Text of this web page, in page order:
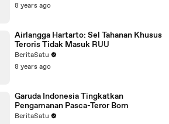
8 years ago
Airlangga Hartarto: Sel Tahanan Khusus
Teroris Tidak Masuk RUU
BeritaSatu
8 years ago
Garuda Indonesia Tingkatkan
Pengamanan Pasca-Teror Bom
BeritaSatu